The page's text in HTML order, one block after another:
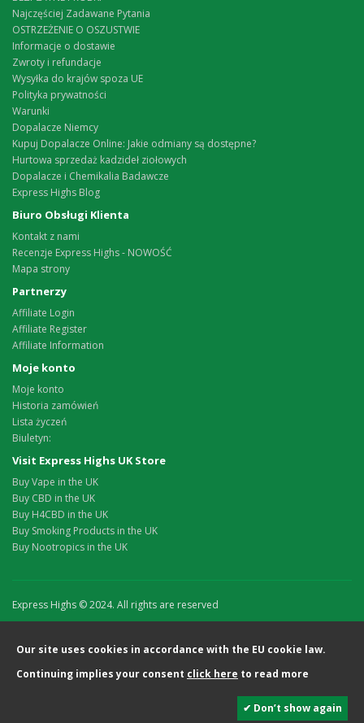
Najczęściej Zadawane Pytania
OSTRZEŻENIE O OSZUSTWIE
Informacje o dostawie
Zwroty i refundacje
Wysyłka do krajów spoza UE
Polityka prywatności
Warunki
Dopalacze Niemcy
Kupuj Dopalacze Online: Jakie odmiany są dostępne?
Hurtowa sprzedaż kadzideł ziołowych
Dopalacze i Chemikalia Badawcze
Express Highs Blog
Biuro Obsługi Klienta
Kontakt z nami
Recenzje Express Highs - NOWOŚĆ
Mapa strony
Partnerzy
Affiliate Login
Affiliate Register
Affiliate Information
Moje konto
Moje konto
Historia zamówień
Lista życzeń
Biuletyn:
Visit Express Highs UK Store
Buy Vape in the UK
Buy CBD in the UK
Buy H4CBD in the UK
Buy Smoking Products in the UK
Buy Nootropics in the UK
Express Highs © 2024. All rights are reserved
Our site uses cookies in accordance with the EU cookie law.
Continuing implies your consent click here to read more
✔ Don’t show again